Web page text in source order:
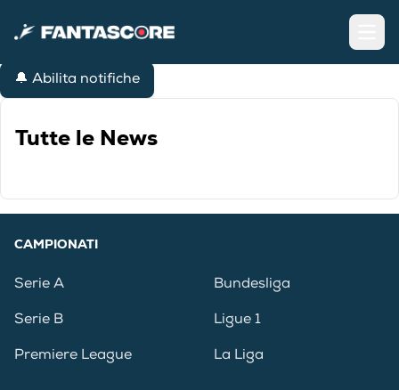
🔔 Abilita notifiche
Tutte le News
CAMPIONATI
Serie A
Serie B
Premiere League
Bundesliga
Ligue 1
La Liga